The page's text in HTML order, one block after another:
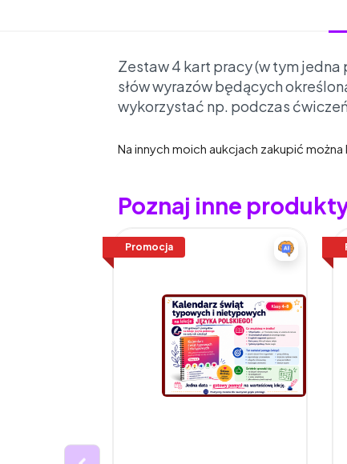
Zestaw 4 kart pracy (w tym
słów wyrazów będących
wykorzystać np. podczas
Na innych moich aukcjach zakupić
Poznaj inne
Promocja